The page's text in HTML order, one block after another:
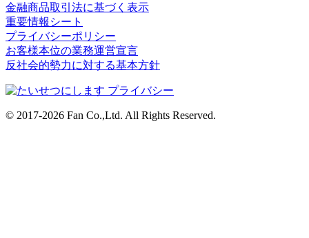
金融商品取引法に基づく表示
重要情報シート
プライバシーポリシー
お客様本位の業務運営宣言
反社会的勢力に対する基本方針
© 2017-2026 Fan Co.,Ltd. All Rights Reserved.